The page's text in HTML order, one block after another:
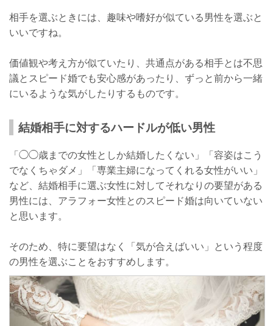
相手を選ぶときには、趣味や嗜好が似ている男性を選ぶと
いいですね。
価値観や考え方が似ていたり、共通点がある相手とは不思
議とスピード婚でも安心感があったり、ずっと前から一緒
にいるような気がしたりするものです。
結婚相手に対するハードルが低い男性
「◯◯歳までの女性としか結婚したくない」「容姿はこう
でなくちゃダメ」「専業主婦になってくれる女性がいい」
など、結婚相手に選ぶ女性に対してそれなりの要望がある
男性には、アラフォー女性とのスピード婚は向いていない
と思います。
そのため、特に要望はなく「気が合えばいい」という程度
の男性を選ぶことをおすすめします。